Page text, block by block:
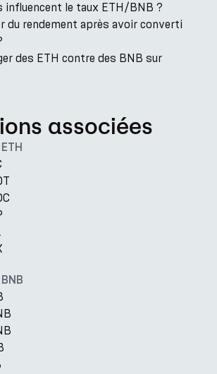
influencent le taux ETH/BNB ?
du rendement après avoir converti
des ETH contre des BNB sur
associées